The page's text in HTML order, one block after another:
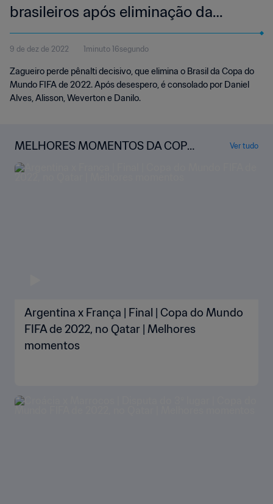
brasileiros após eliminação da
Seleção
9 de dez de 2022 1minuto 16segundo
Zagueiro perde pênalti decisivo, que elimina o Brasil da Copa do
Mundo FIFA de 2022. Após desespero, é consolado por Daniel
Alves, Alisson, Weverton e Danilo.
MELHORES MOMENTOS DA COPA
DO MUNDO
Ver tudo
Argentina x França | Final | Copa do Mundo
FIFA de 2022, no Qatar | Melhores
momentos